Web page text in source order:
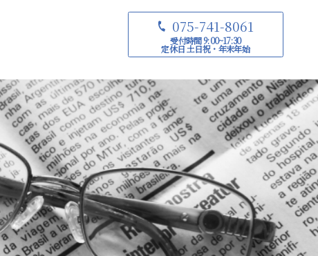
075-741-8061
受付時間 9:00~17:30
定休日 土日祝・年末年始